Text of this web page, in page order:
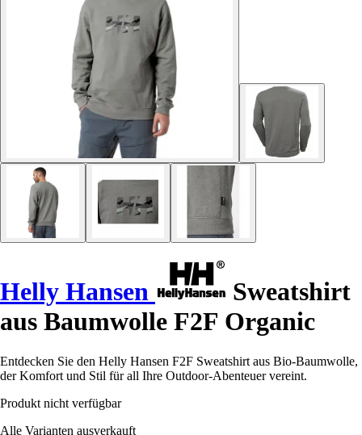
Helly Hansen
Sweatshirt
aus Baumwolle F2F Organic
Entdecken Sie den Helly Hansen F2F Sweatshirt aus Bio-Baumwolle,
der Komfort und Stil für all Ihre Outdoor-Abenteuer vereint.
Produkt nicht verfügbar
Alle Varianten ausverkauft